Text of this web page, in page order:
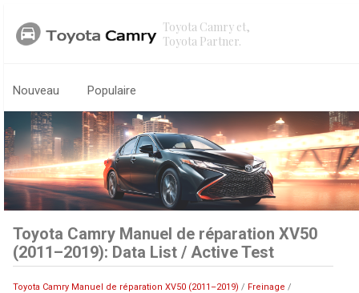
Toyota Camry et,
Toyota Partner.
Nouveau Populaire
Toyota Camry Manuel de réparation XV50
(2011–2019): Data List / Active Test
Toyota Camry Manuel de réparation XV50 (2011–2019) / Freinage /